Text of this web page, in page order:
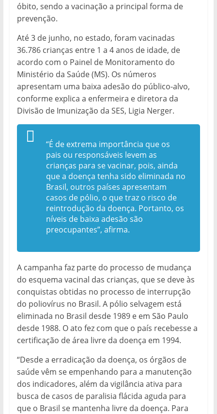
óbito, sendo a vacinação a principal forma de
prevenção.
Até 3 de junho, no estado, foram vacinadas
36.786 crianças entre 1 a 4 anos de idade, de
acordo com o Painel de Monitoramento do
Ministério da Saúde (MS). Os números
apresentam uma baixa adesão do público-alvo,
conforme explica a enfermeira e diretora da
Divisão de Imunização da SES, Ligia Nerger.
“É de extrema importância que os
pais ou responsáveis levem as
crianças para se vacinar, pois, ainda
que a doença tenha sido eliminada no
Brasil, outros países apresentam
casos de pólio, o que traz o risco de
reintrodução da doença. Portanto, os
níveis de baixa adesão são
preocupantes”, afirma.
A campanha faz parte do processo de mudança
do esquema vacinal das crianças, que se deve às
conquistas obtidas no processo de interrupção
do poliovírus no Brasil. A pólio selvagem está
eliminada no Brasil desde 1989 e em São Paulo
desde 1988. O ato fez com que o país recebesse a
certificação de área livre da doença em 1994.
“Desde a erradicação da doença, os órgãos de
saúde vêm se empenhando para a manutenção
dos indicadores, além da vigilância ativa para
busca de casos de paralisia flácida aguda para
que o Brasil se mantenha livre da doença. Para